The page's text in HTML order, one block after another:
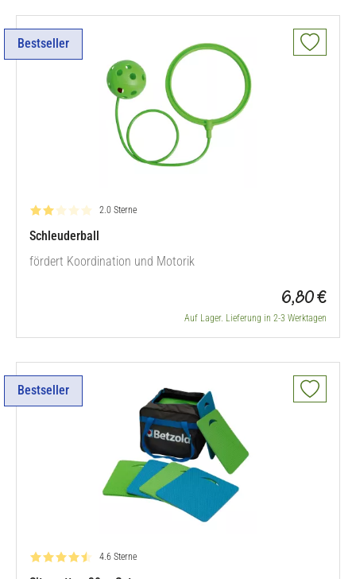
Bestseller
Bewertung: 2.0 von 5
2.0 Sterne
Schleuderball
fördert Koordination und Motorik
6,80 €
Auf Lager. Lieferung in 2-3 Werktagen
Bestseller
Bewertung: 4.6 von 5
4.6 Sterne